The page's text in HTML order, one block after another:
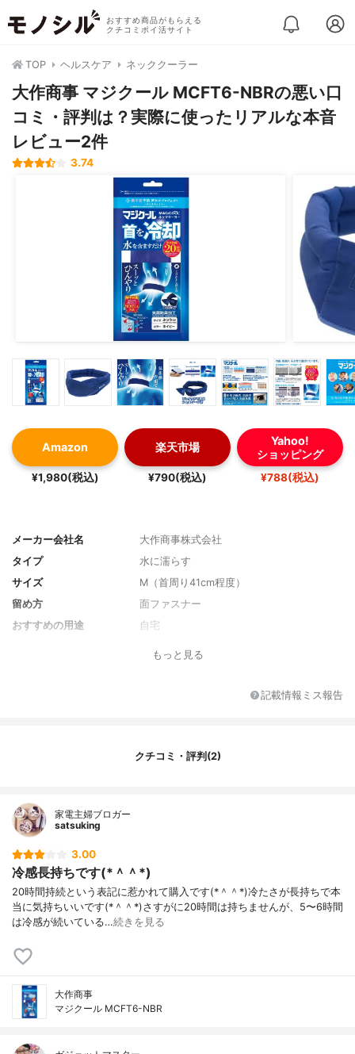
おすすめ商品がもらえる
クチコミポイ活サイト
TOP ヘルスケア ネッククーラー
大作商事 マジクール MCFT6-NBRの悪い口
コミ・評判は？実際に使ったリアルな本音
レビュー2件
3.74
Amazon
¥1,980(税込)
楽天市場
¥790(税込)
Yahoo!
ショッピング
¥788(税込)
メーカー会社名
大作商事株式会社
タイプ
水に濡らす
サイズ
M（首周り41cm程度）
留め方
面ファスナー
おすすめの用途
自宅
抗菌、防臭
もっと見る
記載情報ミス報告
クチコミ・評判(2)
家電主婦ブロガー
satsuking
3.00
冷感長持ちです(*＾＾*)
20時間持続という表記に惹かれて購入です(*＾＾*)冷たさが長持ちで本
当に気持ちいいです(*＾＾*)さすがに20時間は持ちませんが、5〜6時間
は冷感が続いている…続きを見る
大作商事
マジクール MCFT6-NBR